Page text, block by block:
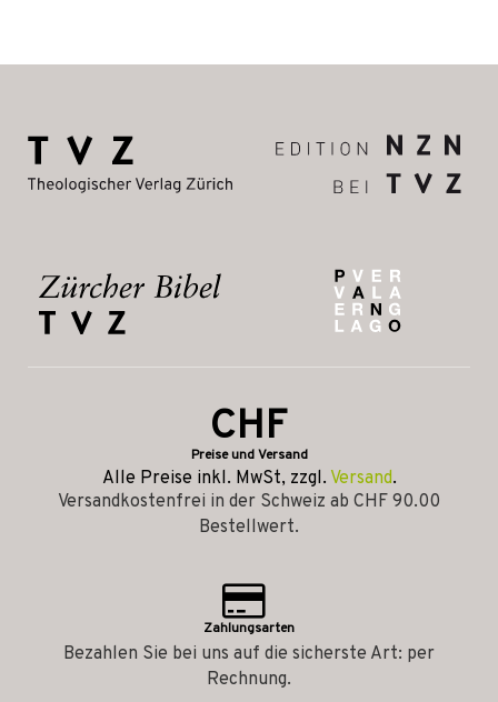
CHF
Preise und Versand
Alle Preise inkl. MwSt, zzgl. Versand.
Versandkostenfrei in der Schweiz ab CHF 90.00
Bestellwert.
Zahlungsarten
Bezahlen Sie bei uns auf die sicherste Art: per
Rechnung.